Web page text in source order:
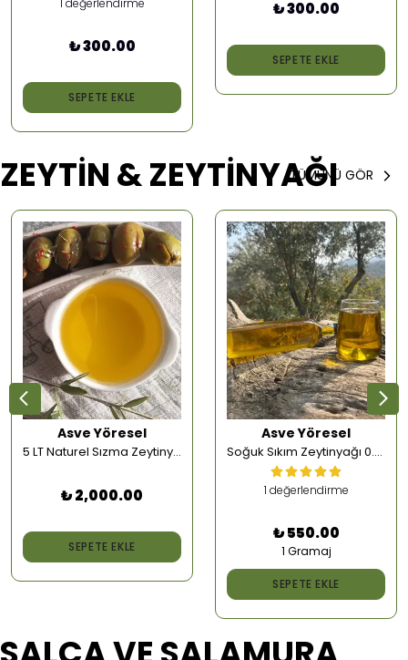
₺ 300.00
SEPETE EKLE
₺ 300.00
SEPETE EKLE
ZEYTİN & ZEYTİNYAĞI
TÜMÜNÜ GÖR
Asve Yöresel
5 LT Naturel Sızma Zeytinyağı
₺ 2,000.00
SEPETE EKLE
Asve Yöresel
Soğuk Sıkım Zeytinyağı 0.3 Asit
1 değerlendirme
₺ 550.00
1 Gramaj
SEPETE EKLE